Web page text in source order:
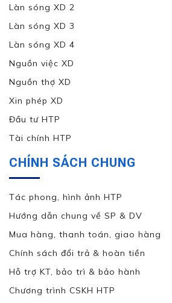
Làn sóng XD 2
Làn sóng XD 3
Làn sóng XD 4
Nguồn việc XD
Nguồn thợ XD
Xin phép XD
Đầu tư HTP
Tài chính HTP
CHÍNH SÁCH CHUNG
Tác phong, hình ảnh HTP
Hướng dẫn chung về SP & DV
Mua hàng, thanh toán, giao hàng
Chính sách đổi trả & hoàn tiền
Hỗ trợ KT, bảo trì & bảo hành
Chương trình CSKH HTP